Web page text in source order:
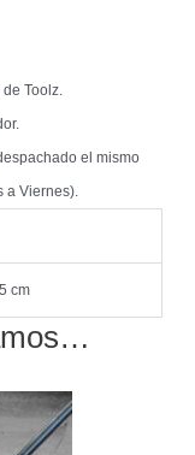
Toolz.
el mismo
a Viernes).
cm